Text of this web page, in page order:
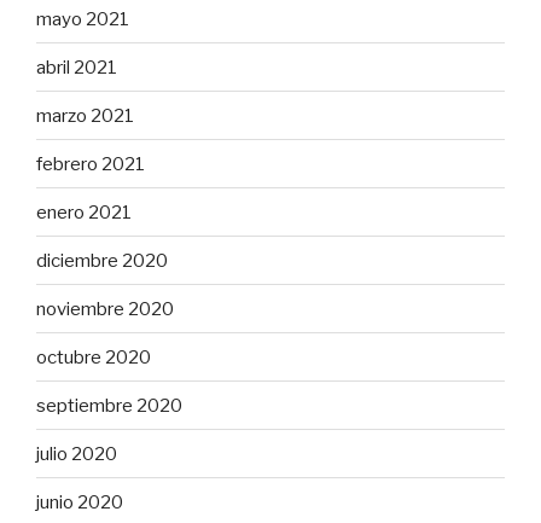
mayo 2021
abril 2021
marzo 2021
febrero 2021
enero 2021
diciembre 2020
noviembre 2020
octubre 2020
septiembre 2020
julio 2020
junio 2020